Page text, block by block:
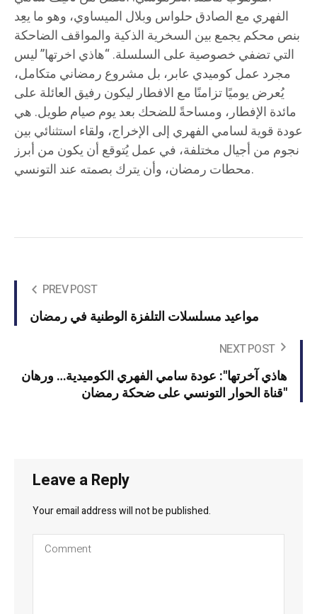
الفهري مع الصادق حلواس وبلال الميساوي، وهو ما يعِد
بنص محكم يجمع بين السخرية الذكية والمواقف الضاحكة
التي تضفي خصوصية على السلسلة. “هاذي اخرتها” ليس
مجرد عمل كوميدي عابر، بل مشروع رمضاني متكامل،
يُعرض يوميًا تزامنًا مع الافطار ليكون رفيق العائلة على
مائدة الإفطار، ومساحةً للضحك بعد يوم صيام طويل. هي
عودة قوية لسامي الفهري إلى الإخراج، ولقاء استثنائي بين
نجوم من أجيال مختلفة، في عمل يُتوقع أن يكون من أبرز
محطات رمضان، وأن يترك بصمته عند التونسي.
PREV POST
مواعيد مسلسلات التلفزة الوطنية في رمضان
NEXT POST
هاذي آخرتها": عودة سامي الفهري الكوميدية… ورهان
قناة الحوار التونسي على ضحكة رمضان"
Leave a Reply
Your email address will not be published.